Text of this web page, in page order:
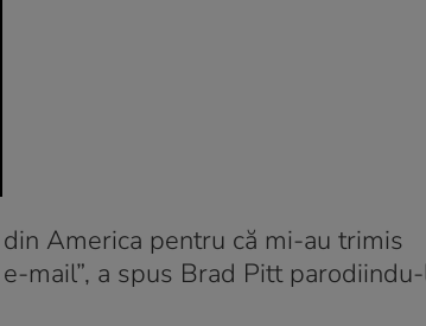
America pentru că mi-au trimis
mail”, a spus Brad Pitt